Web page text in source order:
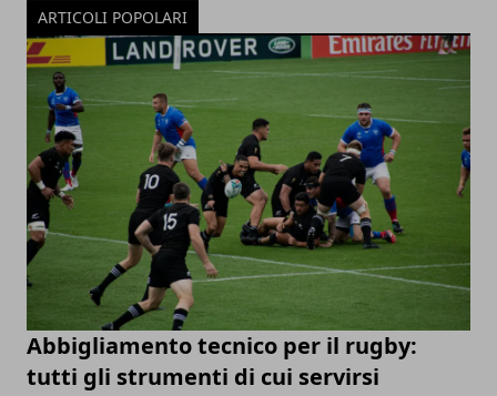
ARTICOLI POPOLARI
Abbigliamento tecnico per il rugby:
tutti gli strumenti di cui servirsi